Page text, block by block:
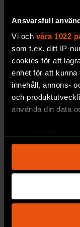
Ansvarsfull
Vi och våra 1022
som t.ex. ditt IP-
cookies för att
enhet för att kunna
innehåll, annons-
och
använda din data
som kan ha
Identifiera
för specifika
Ta reda på mer
Så ska
Strukturerat
PREMIUM